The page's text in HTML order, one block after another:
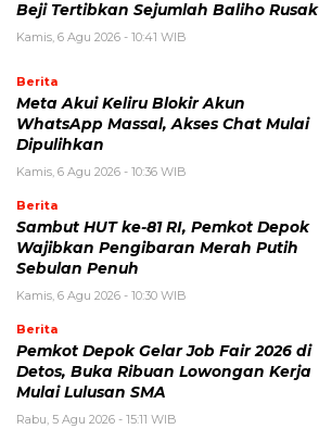
Beji Tertibkan Sejumlah Baliho Rusak
Kamis, 6 Agu 2026 - 10:41 WIB
Berita
Meta Akui Keliru Blokir Akun
WhatsApp Massal, Akses Chat Mulai
Dipulihkan
Kamis, 6 Agu 2026 - 10:36 WIB
Berita
Sambut HUT ke-81 RI, Pemkot Depok
Wajibkan Pengibaran Merah Putih
Sebulan Penuh
Kamis, 6 Agu 2026 - 10:30 WIB
Berita
Pemkot Depok Gelar Job Fair 2026 di
Detos, Buka Ribuan Lowongan Kerja
Mulai Lulusan SMA
Rabu, 5 Agu 2026 - 15:11 WIB